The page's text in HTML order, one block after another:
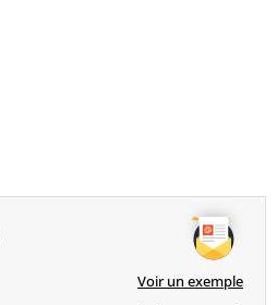
Voir un exemple